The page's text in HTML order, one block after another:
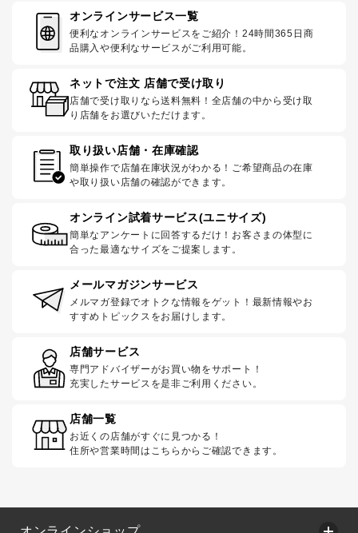
オンラインサービス一覧
便利なオンラインサービスをご紹介！24時間365日商
品購入や便利なサービスがご利用可能。
ネットで注文 店舗で受け取り
店舗で受け取りなら送料無料！全店舗の中から受け取
り店舗をお選びいただけます。
取り扱い店舗・在庫確認
簡単操作で店舗在庫状況がわかる！ご希望商品の在庫
や取り扱い店舗の確認ができます。
オンライン試着サービス(ユニサイズ)
簡単なアンケートに回答するだけ！お客さまの体型に
合った最適なサイズをご提案します。
メールマガジンサービス
メルマガ登録でオトクな情報をゲット！最新情報やお
すすめトピックスをお届けします。
店舗サービス
専門アドバイザーがお買い物をサポート！
充実したサービスを是非ご利用ください。
店舗一覧
お近くの店舗がすぐに見つかる！
住所や営業時間はこちらからご確認できます。